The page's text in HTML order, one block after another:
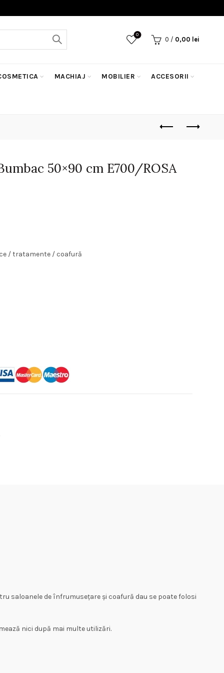
0
0 / 0,00 lei
MACHIAJ MOBILIER ACCESORII
50×90 cm E700/ROSA
lei.
/ tratamente / coafură
saloanele de înfrumusețare și coafură dau se poate folosi
nici după mai multe utilizări.